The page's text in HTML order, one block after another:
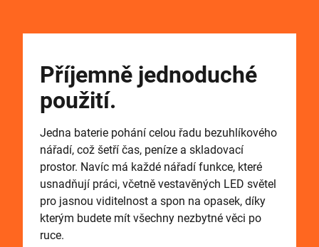
Příjemně jednoduché
použití.
Jedna baterie pohání celou řadu bezuhlíkového
nářadí, což šetří čas, peníze a skladovací
prostor. Navíc má každé nářadí funkce, které
usnadňují práci, včetně vestavěných LED světel
pro jasnou viditelnost a spon na opasek, díky
kterým budete mít všechny nezbytné věci po
ruce.